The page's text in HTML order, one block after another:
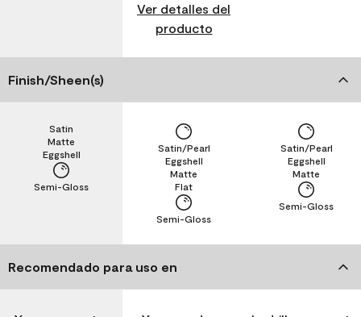
Ver detalles del
producto
Finish/Sheen(s)
Semi-Gloss
Eggshell
Matte
Satin
Semi-Gloss
Flat
Matte
Eggshell
Satin/Pearl
Semi-Gloss
Matte
Eggshell
Satin/Pearl
Recomendado para uso en